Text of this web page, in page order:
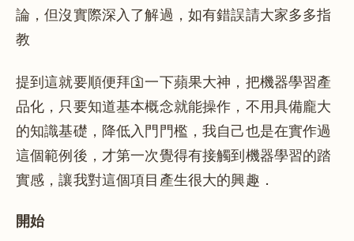
論，但沒實際深入了解過，如有錯誤請大家多多指
教
提到這就要順便拜🛐一下蘋果大神，把機器學習產
品化，只要知道基本概念就能操作，不用具備龐大
的知識基礎，降低入門門檻，我自己也是在實作過
這個範例後，才第一次覺得有接觸到機器學習的踏
實感，讓我對這個項目產生很大的興趣．
開始